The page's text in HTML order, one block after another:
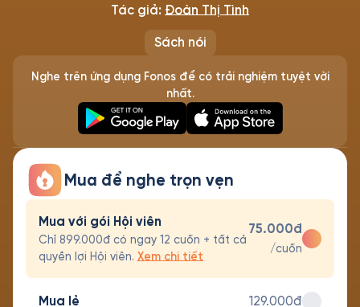
Sách nói
Tác giả: Đoàn Thị Tình
Nghe trên ứng dụng Fonos để có trải nghiệm tuyệt vời
nhất.
Mua để nghe trọn vẹn
Mua với gói Hội viên
Chỉ 899.000đ có ngay 12 cuốn + tất cả
quyền lợi Hội viên. Xem chi tiết
75.000đ
/cuốn
Mua lẻ 129.000đ